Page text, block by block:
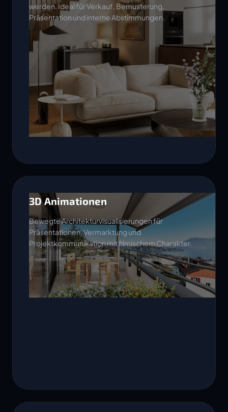
werden. Ideal für Verkauf, Bemusterung,
Präsentation und interne Abstimmungen.
3D Animationen
Bewegte Architekturvisualisierungen für
Präsentationen, Vermarktung und
Projektkommunikation mit filmischem Charakter.